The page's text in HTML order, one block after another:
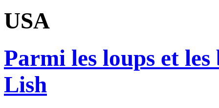
USA
Parmi les loups et
Lish